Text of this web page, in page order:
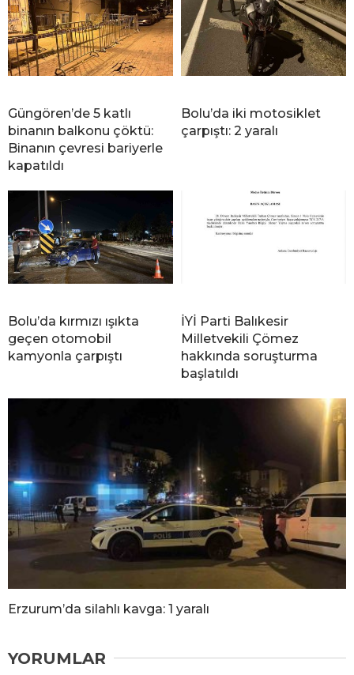
Güngören’de 5 katlı
binanın balkonu çöktü:
Binanın çevresi bariyerle
kapatıldı
Bolu’da iki motosiklet
çarpıştı: 2 yaralı
Bolu’da kırmızı ışıkta
geçen otomobil
kamyonla çarpıştı
İYİ Parti Balıkesir
Milletvekili Çömez
hakkında soruşturma
başlatıldı
Erzurum’da silahlı kavga: 1 yaralı
YORUMLAR